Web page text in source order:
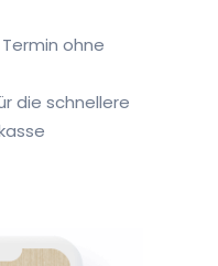
ohne
die schnellere